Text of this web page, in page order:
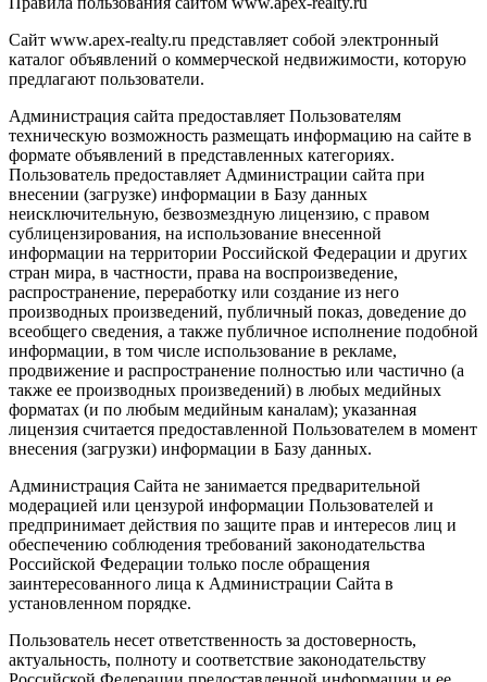
Сайт www.apex-realty.ru представляет собой электронный
каталог объявлений о коммерческой недвижимости, которую
предлагают пользователи.
Администрация сайта предоставляет Пользователям
техническую возможность размещать информацию на сайте в
формате объявлений в представленных категориях.
Пользователь предоставляет Администрации сайта при
внесении (загрузке) информации в Базу данных
неисключительную, безвозмездную лицензию, с правом
сублицензирования, на использование внесенной
информации на территории Российской Федерации и других
стран мира, в частности, права на воспроизведение,
распространение, переработку или создание из него
производных произведений, публичный показ, доведение до
всеобщего сведения, а также публичное исполнение подобной
информации, в том числе использование в рекламе,
продвижение и распространение полностью или частично (а
также ее производных произведений) в любых медийных
форматах (и по любым медийным каналам); указанная
лицензия считается предоставленной Пользователем в момент
внесения (загрузки) информации в Базу данных.
Администрация Сайта не занимается предварительной
модерацией или цензурой информации Пользователей и
предпринимает действия по защите прав и интересов лиц и
обеспечению соблюдения требований законодательства
Российской Федерации только после обращения
заинтересованного лица к Администрации Сайта в
установленном порядке.
Пользователь несет ответственность за достоверность,
актуальность, полноту и соответствие законодательству